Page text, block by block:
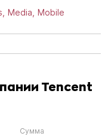
Media, Mobile
Tencent
Сумма